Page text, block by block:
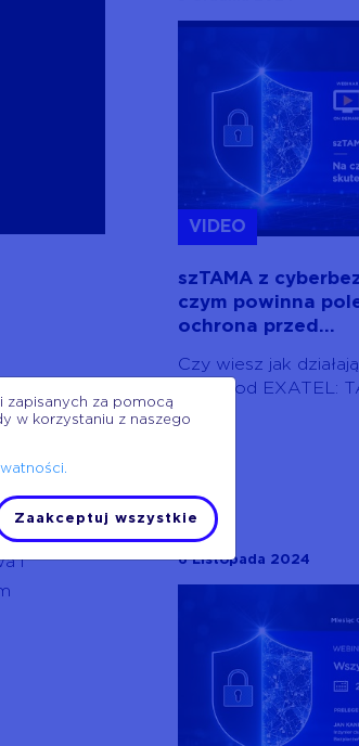
i
VIDEO
szTAMA z
czym powinna
ochrona przed...
Czy wiesz jak
DDoS od EXATEL:
6 Listopada 2024
zapisanych za pomocą
w korzystaniu z naszego
Zaakceptuj wszystkie